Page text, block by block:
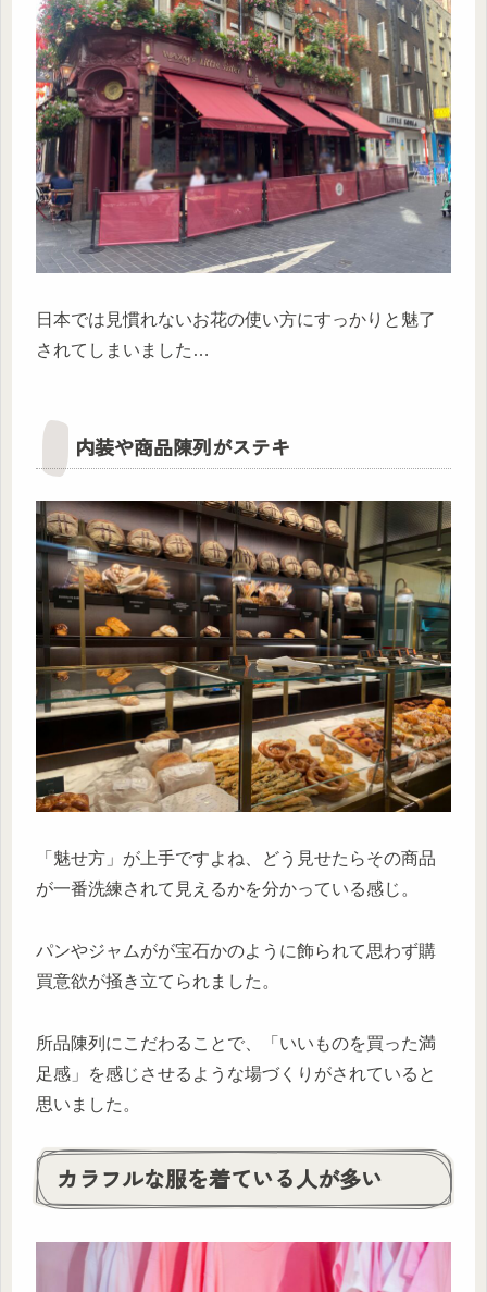
日本では見慣れないお花の使い方にすっかりと魅了
されてしまいました…
内装や商品陳列がステキ
「魅せ方」が上手ですよね、どう見せたらその商品
が一番洗練されて見えるかを分かっている感じ。
パンやジャムがが宝石かのように飾られて思わず購
買意欲が掻き立てられました。
所品陳列にこだわることで、「いいものを買った満
足感」を感じさせるような場づくりがされていると
思いました。
カラフルな服を着ている人が多い